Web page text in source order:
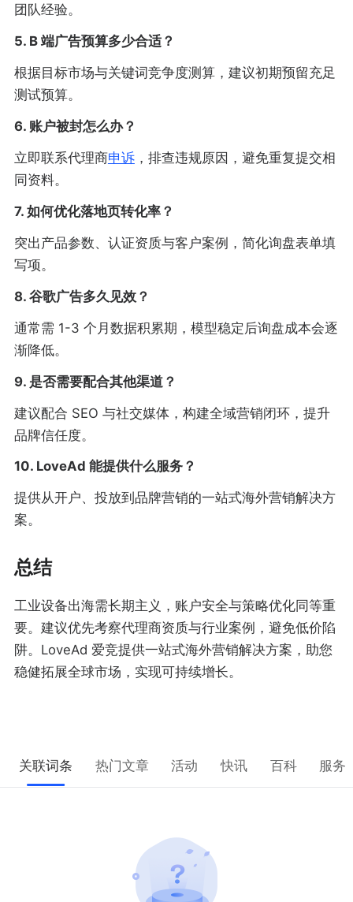
团队经验。
5. B 端广告预算多少合适？
根据目标市场与关键词竞争度测算，建议初期预留充足
测试预算。
6. 账户被封怎么办？
立即联系代理商申诉，排查违规原因，避免重复提交相
同资料。
7. 如何优化落地页转化率？
突出产品参数、认证资质与客户案例，简化询盘表单填
写项。
8. 谷歌广告多久见效？
通常需 1-3 个月数据积累期，模型稳定后询盘成本会逐
渐降低。
9. 是否需要配合其他渠道？
建议配合 SEO 与社交媒体，构建全域营销闭环，提升
品牌信任度。
10. LoveAd 能提供什么服务？
提供从开户、投放到品牌营销的一站式海外营销解决方
案。
总结
工业设备出海需长期主义，账户安全与策略优化同等重
要。建议优先考察代理商资质与行业案例，避免低价陷
阱。LoveAd 爱竞提供一站式海外营销解决方案，助您
稳健拓展全球市场，实现可持续增长。
关联词条 热门文章 活动 快讯 百科 服务